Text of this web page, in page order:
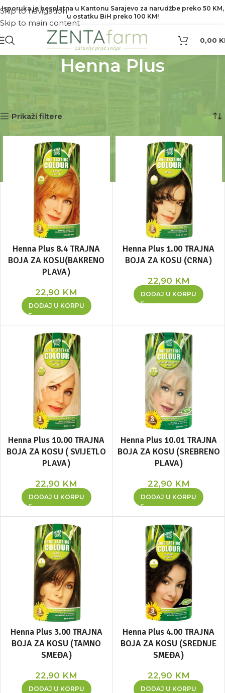
Skip to navigation
Skip to main content
Isporuka je besplatna u Kantonu Sarajevo za narudžbe preko 50 KM,
u ostatku BiH preko 100 KM!
0,00
Henna Plus
Prikaži filtere
Henna Plus 8.4 TRAJNA
BOJA ZA KOSU(BAKRENO
PLAVA)
22,90 KM
DODAJ U KORPU
Henna Plus 1.00 TRAJNA
BOJA ZA KOSU (CRNA)
22,90 KM
DODAJ U KORPU
Henna Plus 10.00 TRAJNA
BOJA ZA KOSU ( SVIJETLO
PLAVA)
22,90 KM
DODAJ U KORPU
Henna Plus 10.01 TRAJNA
BOJA ZA KOSU (SREBRENO
PLAVA)
22,90 KM
DODAJ U KORPU
Henna Plus 3.00 TRAJNA
BOJA ZA KOSU (TAMNO
SMEĐA)
22,90 KM
DODAJ U KORPU
Henna Plus 4.00 TRAJNA
BOJA ZA KOSU (SREDNJE
SMEĐA)
22,90 KM
DODAJ U KORPU